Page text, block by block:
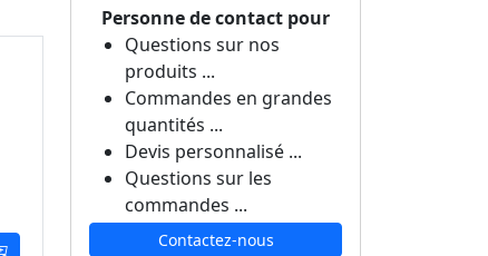
Personne de contact pour
Questions sur nos
produits ...
Commandes en grandes
quantités ...
Devis personnalisé ...
Questions sur les
commandes ...
Contactez-nous